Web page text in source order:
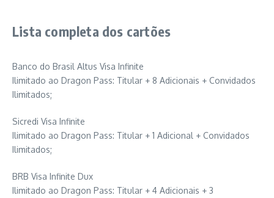
Lista completa dos cartões
Banco do Brasil Altus Visa Infinite
Ilimitado ao Dragon Pass: Titular + 8 Adicionais + Convidados
Ilimitados;
Sicredi Visa Infinite
Ilimitado ao Dragon Pass: Titular + 1 Adicional + Convidados
Ilimitados;
BRB Visa Infinite Dux
Ilimitado ao Dragon Pass: Titular + 4 Adicionais + 3